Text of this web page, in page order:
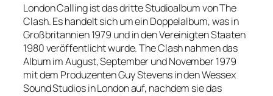
London Calling ist das dritte Studioalbum von The
Clash. Es handelt sich um ein Doppelalbum, was in
Großbritannien 1979 und in den Vereinigten Staaten
1980 veröffentlicht wurde. The Clash nahmen das
Album im August, September und November 1979
mit dem Produzenten Guy Stevens in den Wessex
Sound Studios in London auf, nachdem sie das